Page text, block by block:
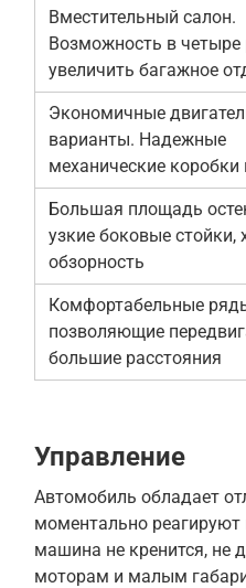
Вместительный салон.
Возможность в четыре
увеличить багажное
Экономичные
варианты. Надежные
механические коробки
Большая площадь
узкие боковые стойки,
обзорность
Комфортабельные
позволяющие
большие расстояния
Управление
Автомобиль обладает
моментально реагируют
машина не кренится, не
моторам и малым